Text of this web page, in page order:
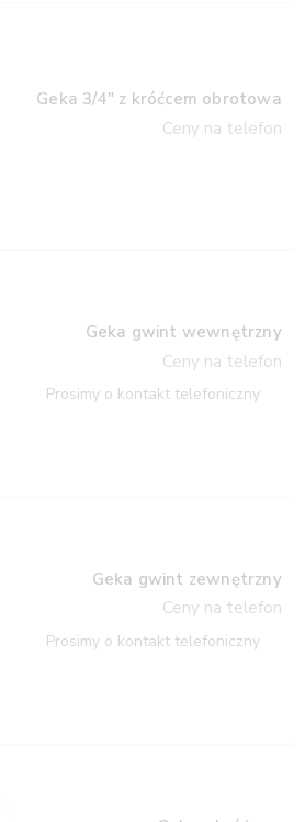
Geka 3/4″ z króćcem obrotowa
Ceny na telefon
Geka gwint wewnętrzny
Ceny na telefon
Prosimy o kontakt telefoniczny
Geka gwint zewnętrzny
Ceny na telefon
Prosimy o kontakt telefoniczny